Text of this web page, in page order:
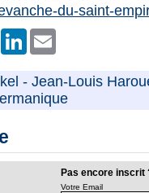
du-saint-
WhatsAppLinkedIn
- Jean-Louis
Pas encore inscrit
Votre Email